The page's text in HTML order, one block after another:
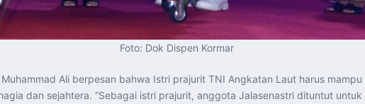
Foto: Dok Dispen Kormar
Ali berpesan bahwa Istri prajurit TNI Angkatan Laut harus
dan sejahtera. “Sebagai istri prajurit, anggota Jalasenastri dituntut